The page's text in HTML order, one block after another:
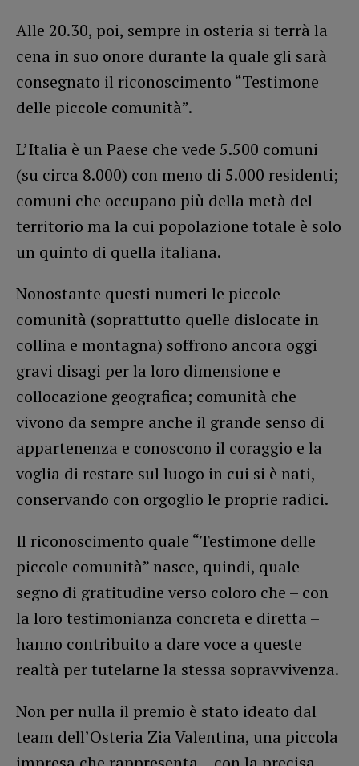
Alle 20.30, poi, sempre in osteria si terrà la
cena in suo onore durante la quale gli sarà
consegnato il riconoscimento “Testimone
delle piccole comunità”.
L’Italia è un Paese che vede 5.500 comuni
(su circa 8.000) con meno di 5.000 residenti;
comuni che occupano più della metà del
territorio ma la cui popolazione totale è solo
un quinto di quella italiana.
Nonostante questi numeri le piccole
comunità (soprattutto quelle dislocate in
collina e montagna) soffrono ancora oggi
gravi disagi per la loro dimensione e
collocazione geografica; comunità che
vivono da sempre anche il grande senso di
appartenenza e conoscono il coraggio e la
voglia di restare sul luogo in cui si è nati,
conservando con orgoglio le proprie radici.
Il riconoscimento quale “Testimone delle
piccole comunità” nasce, quindi, quale
segno di gratitudine verso coloro che – con
la loro testimonianza concreta e diretta –
hanno contribuito a dare voce a queste
realtà per tutelarne la stessa sopravvivenza.
Non per nulla il premio è stato ideato dal
team dell’Osteria Zia Valentina, una piccola